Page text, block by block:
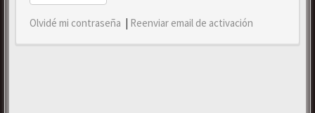
Olvidé mi contraseña | Reenviar email de activación